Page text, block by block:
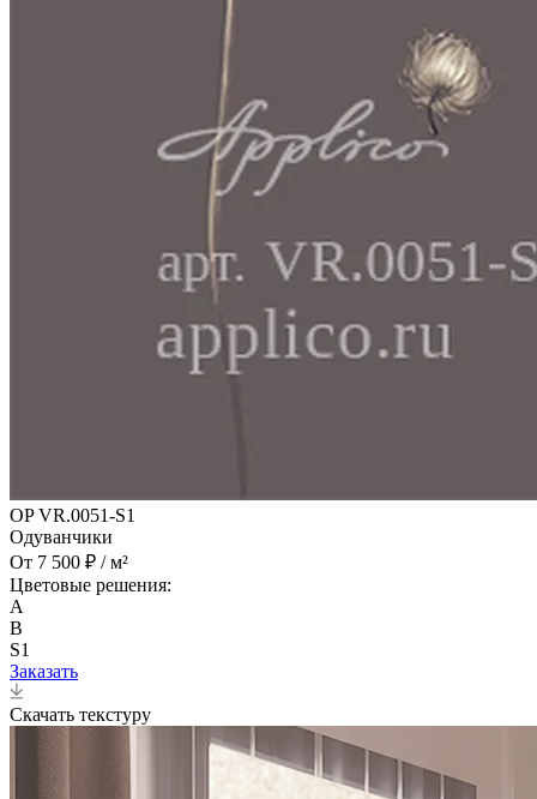
OP VR.0051-S1
Одуванчики
От 7 500 ₽ / м²
Цветовые решения:
A
B
S1
Заказать
Скачать текстуру